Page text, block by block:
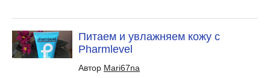
Питаем и увлажняем кожу с
Pharmlevel
Автор Mari67na